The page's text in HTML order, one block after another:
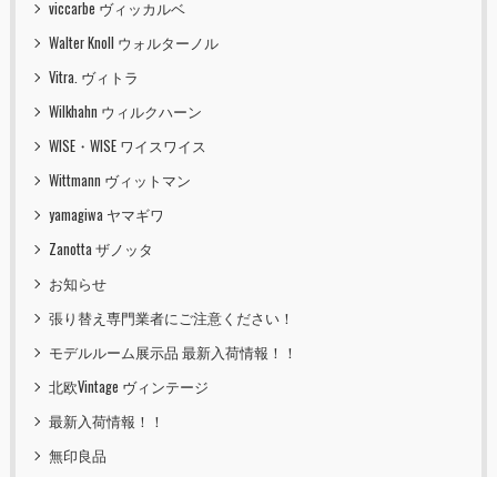
viccarbe ヴィッカルベ
Walter Knoll ウォルターノル
Vitra. ヴィトラ
Wilkhahn ウィルクハーン
WISE・WISE ワイスワイス
Wittmann ヴィットマン
yamagiwa ヤマギワ
Zanotta ザノッタ
お知らせ
張り替え専門業者にご注意ください！
モデルルーム展示品 最新入荷情報！！
北欧Vintage ヴィンテージ
最新入荷情報！！
無印良品